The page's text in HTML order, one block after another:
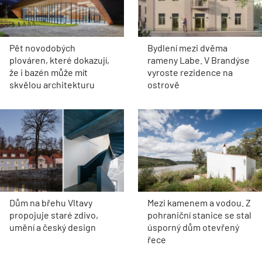
Pět novodobých
plováren, které dokazují,
že i bazén může mít
skvělou architekturu
Bydlení mezi dvěma
rameny Labe. V Brandýse
vyroste rezidence na
ostrově
Dům na břehu Vltavy
propojuje staré zdivo,
umění a český design
Mezi kamenem a vodou. Z
pohraniční stanice se stal
úsporný dům otevřený
řece